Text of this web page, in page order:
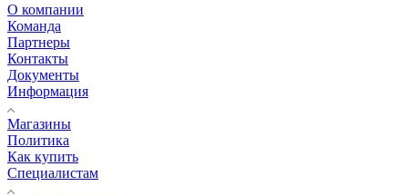
О компании
Команда
Партнеры
Контакты
Документы
Информация
Магазины
Политика
Как купить
Специалистам